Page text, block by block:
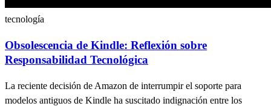
tecnología
Obsolescencia de Kindle: Reflexión sobre
Responsabilidad Tecnológica
La reciente decisión de Amazon de interrumpir el soporte para
modelos antiguos de Kindle ha suscitado indignación entre los